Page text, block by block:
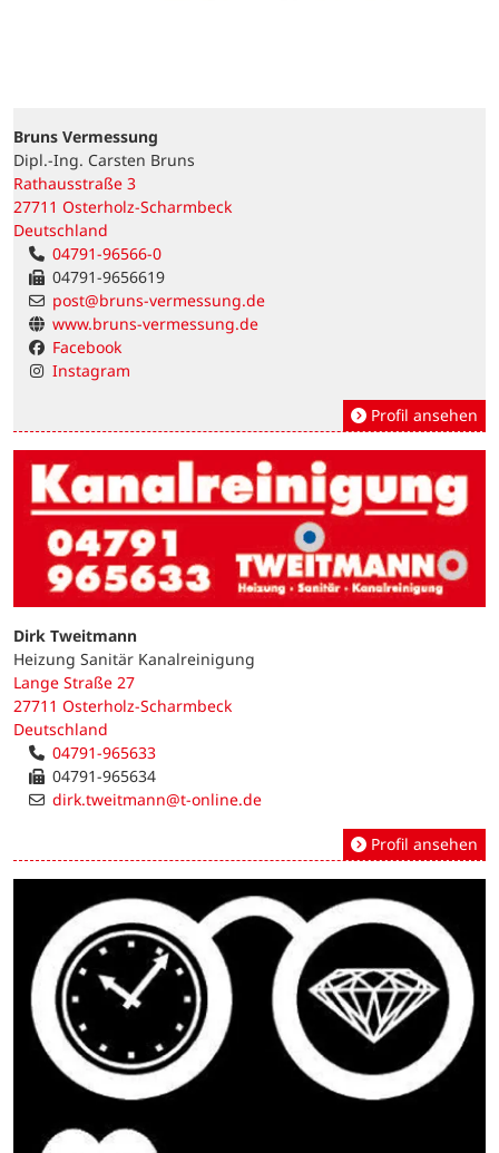
Bruns Vermessung
Dipl.-Ing. Carsten Bruns
Rathausstraße 3
27711 Osterholz-Scharmbeck
Deutschland
04791-96566-0
04791-9656619
post@bruns-vermessung.de
www.bruns-vermessung.de
Facebook
Instagram
Profil ansehen
Dirk Tweitmann
Heizung Sanitär Kanalreinigung
Lange Straße 27
27711 Osterholz-Scharmbeck
Deutschland
04791-965633
04791-965634
dirk.tweitmann@t-online.de
Profil ansehen